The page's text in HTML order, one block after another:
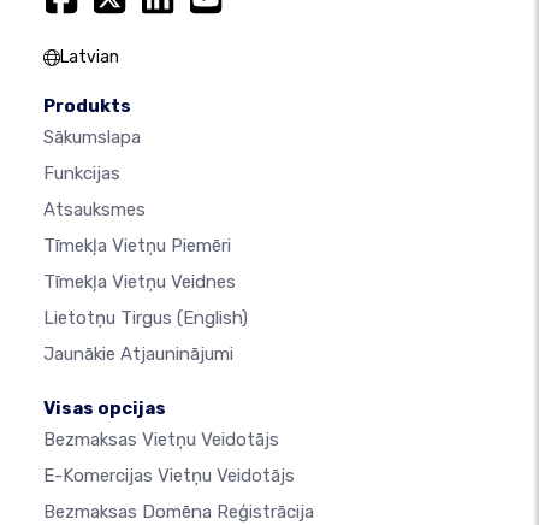
Latvian
Produkts
Sākumslapa
Funkcijas
Atsauksmes
Tīmekļa Vietņu Piemēri
Tīmekļa Vietņu Veidnes
Lietotņu Tirgus (English)
Jaunākie Atjauninājumi
Visas opcijas
Bezmaksas Vietņu Veidotājs
E-Komercijas Vietņu Veidotājs
Bezmaksas Domēna Reģistrācija